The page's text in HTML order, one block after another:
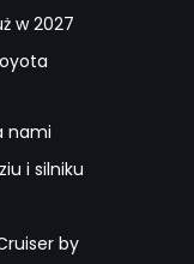
w 2027
nami
i silniku
by